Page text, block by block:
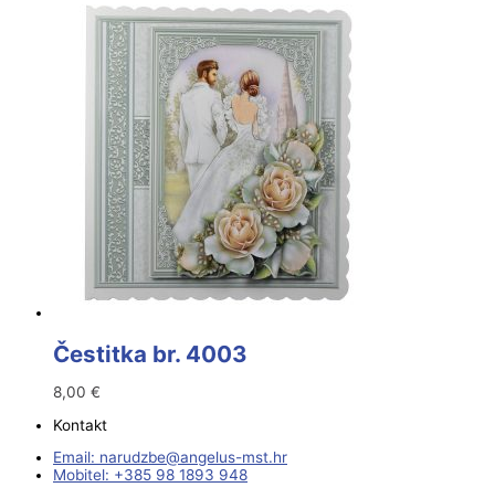
Čestitka br. 4003
8,00 €
Kontakt
Email:
rh.tsm-sulegna
@ebzduran
Mobitel: +385 98 1893 948